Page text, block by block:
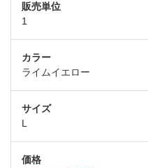
1
ライムイエロー
L